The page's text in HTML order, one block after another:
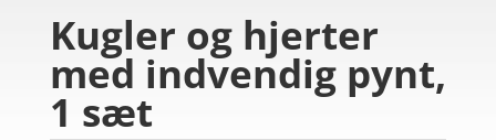
Kugler og hjerter
med indvendig pynt,
1 sæt